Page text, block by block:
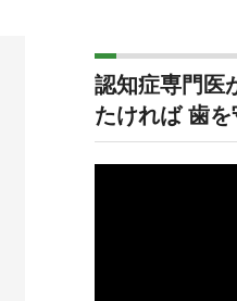
認知症専門医
たければ 歯